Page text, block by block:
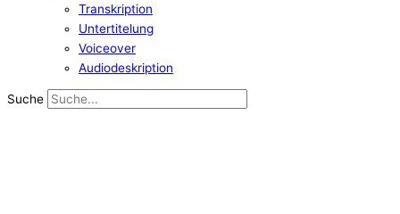
Transkription
Untertitelung
Voiceover
Audiodeskription
Suche